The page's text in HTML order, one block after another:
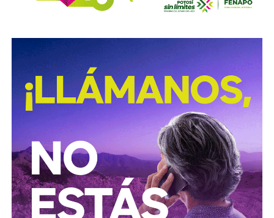
consorcio, la porción mayor), no es de Slim (o no del todo).
reportaje de investigación para la revistaProceso(15 de
marzo de 2025), con actas de asamblea y registros
públicos,el conglomerado ICA lo controla desde el
rescate financiero de 2016-2018 el financiero
regiomontano David Martínez Guzmán , vía vehículos
de Luxemburgo ligados a su fondo
Fintech Advisory
, en
sociedad con
Bernardo Gómez yAlfonso de Angoitia
los dos copresidentes de Grupo Televisa.
La estructura accionaria de ICA Tenedora se ha modificado
con el tiempo: tras la venta a la francesa Vinci, en
diciembre de 2022, de la participación conjunta en Grupo
Aeroportuario Centro Norte (OMA), quedó en30% para